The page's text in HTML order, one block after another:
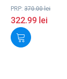
PRP: 370.00lei
322.99 lei